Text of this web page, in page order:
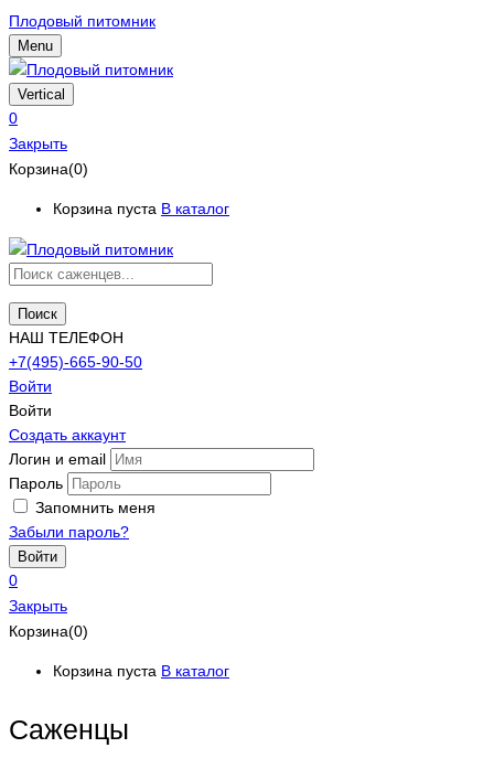
Плодовый питомник
Menu
Vertical
0
Закрыть
Корзина(0)
Корзина пуста В каталог
Поиск
НАШ ТЕЛЕФОН
+7(495)-665-90-50
Войти
Войти
Создать аккаунт
Логин и email
Пароль
Запомнить меня
Забыли пароль?
0
Закрыть
Корзина(0)
Корзина пуста В каталог
Саженцы